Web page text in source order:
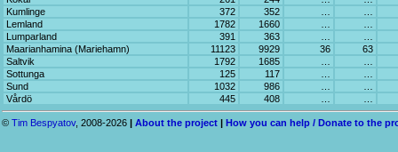
Kumlinge
372 352
Lemland
1782 1660
Lumparland
391 363
Maarianhamina (Mariehamn)
11123 9929 36
63
Saltvik
1792 1685
Sottunga
125 117
Sund
1032 986
Vårdö
445 408
© Tim Bespyatov, 2008-2026 | About the project | How you can help / Donate to the